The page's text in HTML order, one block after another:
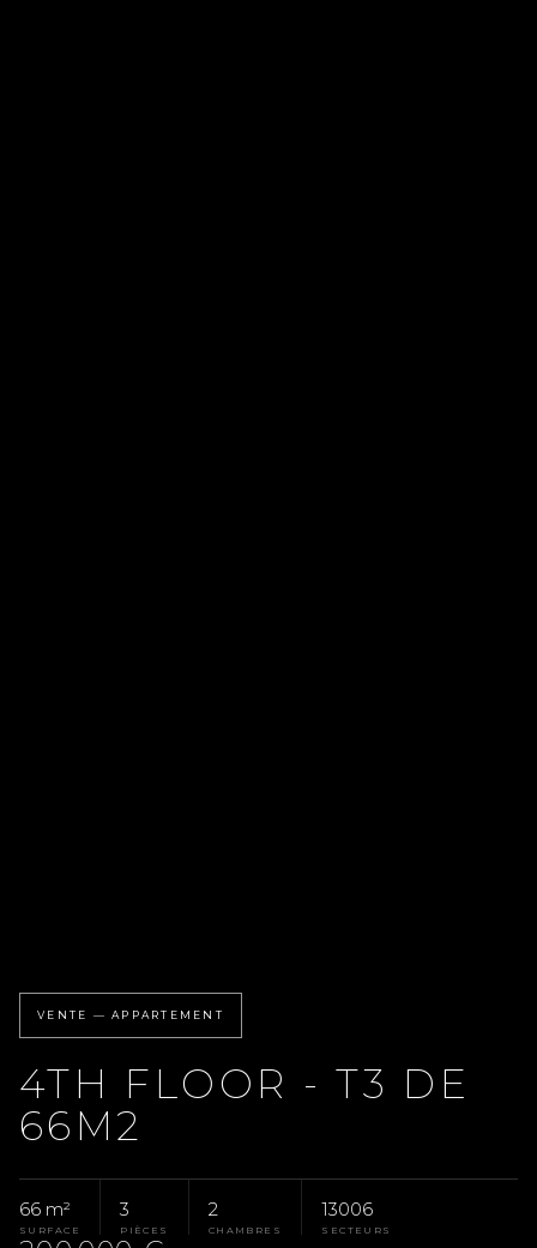
VENTE — APPARTEMENT
4TH FLOOR - T3 DE
66M2
66 m²
SURFACE
3
PIÈCES
2
CHAMBRES
13006
SECTEURS